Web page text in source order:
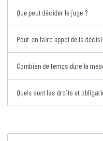
Que peut décider le juge ?
Peut-on faire appel de la
Combien de temps dure la
Quels sont les droits et